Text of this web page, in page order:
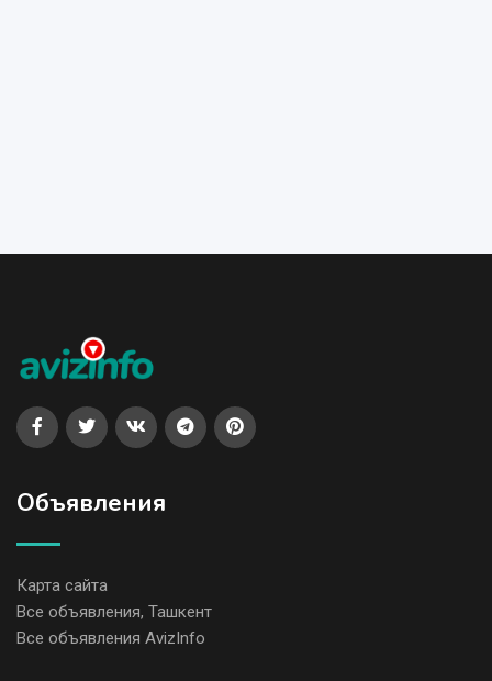
Объявления
Карта сайта
Все объявления, Ташкент
Все объявления AvizInfo